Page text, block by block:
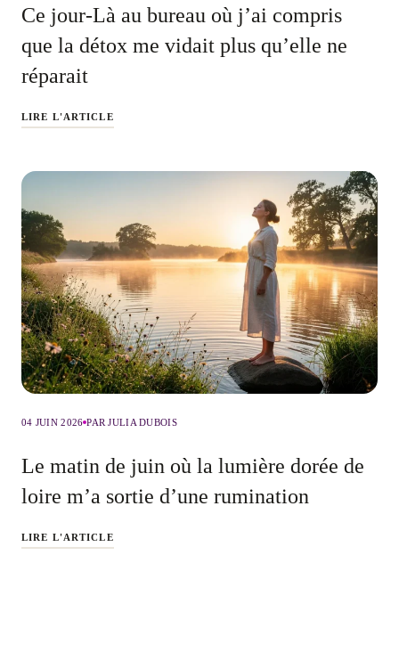
Ce jour-Là au bureau où j’ai compris
que la détox me vidait plus qu’elle ne
réparait
LIRE L'ARTICLE
04 JUIN 2026 PAR JULIA DUBOIS
Le matin de juin où la lumière dorée de
loire m’a sortie d’une rumination
LIRE L'ARTICLE